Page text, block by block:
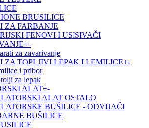
BRUSILICE
ZA FARBANJE
FENOVI I USISIVAČI
+-
za zavarivanje
ZA TOPLJIVI LEPAK I LEMILICE+-
i pribor
za lepak
ALAT+-
ALAT OSTALO
BUŠILICE - ODVIJAČI
BUŠILICE